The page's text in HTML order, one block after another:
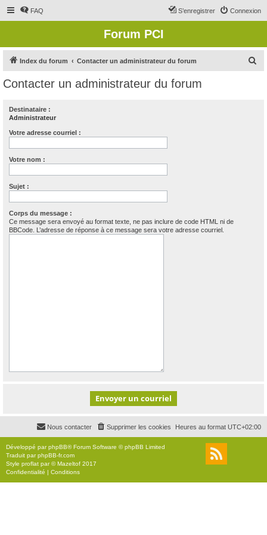
FAQ Connexion
S’enregistrer
Forum PCI
Index du forum Contacter un administrateur du forum
Contacter un administrateur du forum
Destinataire :
Administrateur
Votre adresse courriel :
Votre nom :
Sujet :
Corps du message :
Ce message sera envoyé au format texte, ne pas inclure de code HTML ni de
BBCode. L’adresse de réponse à ce message sera votre adresse courriel.
Heures au format UTC+02:00
Supprimer les cookies
Nous contacter
Développé parphpBB® Forum Software © phpBB Limited
Traduit parphpBB-fr.com
Style proflat par ©Mazeltof 2017
Confidentialité | Conditions